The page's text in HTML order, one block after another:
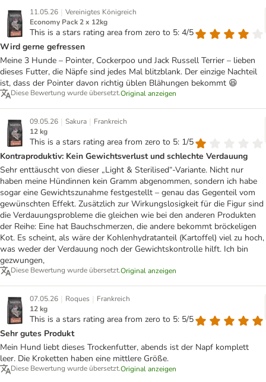
11.05.26 | Vereinigtes Königreich
Economy Pack 2 x 12kg
This is a stars rating area from zero to 5: 4/5
Wird gerne gefressen
Meine 3 Hunde – Pointer, Cockerpoo und Jack Russell Terrier – lieben
dieses Futter, die Näpfe sind jedes Mal blitzblank. Der einzige Nachteil
ist, dass der Pointer davon richtig üblen Blähungen bekommt 😆
Diese Bewertung wurde übersetzt.Original anzeigen
09.05.26 | Sakura | Frankreich
12 kg
This is a stars rating area from zero to 5: 1/5
Kontraproduktiv: Kein Gewichtsverlust und schlechte Verdauung
Sehr enttäuscht von dieser „Light & Sterilised“-Variante. Nicht nur
haben meine Hündinnen kein Gramm abgenommen, sondern ich habe
sogar eine Gewichtszunahme festgestellt – genau das Gegenteil vom
gewünschten Effekt. Zusätzlich zur Wirkungslosigkeit für die Figur sind
die Verdauungsprobleme die gleichen wie bei den anderen Produkten
der Reihe: Eine hat Bauchschmerzen, die andere bekommt bröckeligen
Kot. Es scheint, als wäre der Kohlenhydratanteil (Kartoffel) viel zu hoch,
was weder der Verdauung noch der Gewichtskontrolle hilft. Ich bin
gezwungen,
Diese Bewertung wurde übersetzt.Original anzeigen
07.05.26 | Roques | Frankreich
12 kg
This is a stars rating area from zero to 5: 5/5
Sehr gutes Produkt
Mein Hund liebt dieses Trockenfutter, abends ist der Napf komplett
leer. Die Kroketten haben eine mittlere Größe.
Diese Bewertung wurde übersetzt.Original anzeigen